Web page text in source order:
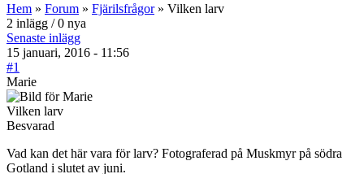
Hem » Forum » Fjärilsfrågor» Vilken larv
2 inlägg / 0 nya
Senaste inlägg
15 januari, 2016 - 11:56
#1
Marie
Vilken larv
Besvarad
Vad kan det här vara för larv? Fotograferad på Muskmyr på södra
Gotland i slutet av juni.